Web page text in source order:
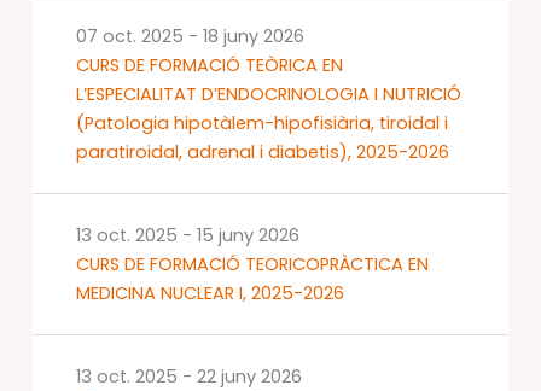
CURS DE FORMACIÓ TEÒRICA EN
L’ESPECIALITAT D’ENDOCRINOLOGIA I NUTRICIÓ
(Patologia hipotàlem-hipofisiària, tiroidal i
paratiroidal, adrenal i diabetis), 2025-2026
07 oct. 2025 - 18 juny 2026
CURS DE FORMACIÓ TEORICOPRÀCTICA EN
MEDICINA NUCLEAR I, 2025-2026
13 oct. 2025 - 15 juny 2026
13 oct. 2025 - 22 juny 2026